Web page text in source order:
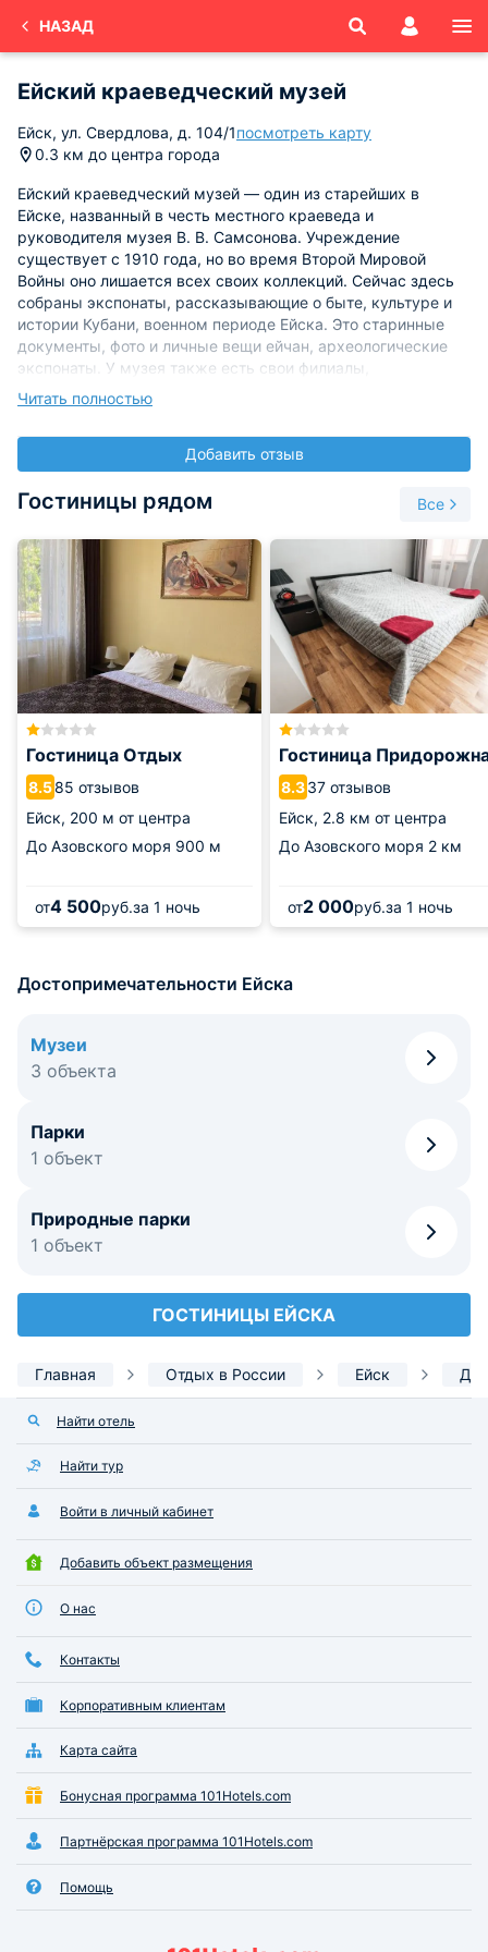
НАЗАД
Ейский краеведческий музей
Ейск, ул. Свердлова, д. 104/1посмотреть карту
0.3 км до центра города
Ейский краеведческий музей — один из старейших в
Ейске, названный в честь местного краеведа и
руководителя музея В. В. Самсонова. Учреждение
существует с 1910 года, но во время Второй Мировой
Войны оно лишается всех своих коллекций. Сейчас здесь
собраны экспонаты, рассказывающие о быте, культуре и
истории Кубани, военном периоде Ейска. Это старинные
документы, фото и личные вещи ейчан, археологические
экспонаты. У музея также есть свои филиалы,
посвященные истории города, искусству и жизни И. М.
Поддубного.
Пн: выходной.
Вс: 09:00-16:00.
Читать полностью
Добавить отзыв
Гостиницы рядом Все
Гостиница Отдых
8.585 отзывов
Ейск, 200 м от центра
До Азовского моря 900 м
от4 500руб.за 1 ночь
Гостиница
8.337 отзывов
Ейск, 2.8 км от центра
До Азовского моря 2 км
от2 000руб.за 1 ночь
Достопримечательности Ейска
Музеи
3 объекта
Парки
1 объект
Природные парки
1 объект
ГОСТИНИЦЫ ЕЙСКА
Главная Отдых в России Ейск
Найти отель
Найти тур
Войти в личный кабинет
Добавить объект размещения
О нас
Контакты
Корпоративным клиентам
Карта сайта
Бонусная программа 101Hotels.com
Партнёрская программа 101Hotels.com
Помощь